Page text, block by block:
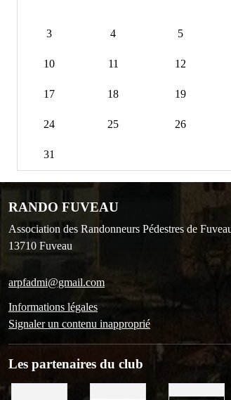
3 4 5
10 11 12
17 18 19
24 25 26
31
RANDO FUVEAU
Association des Randonneurs Pédestres de
13710 Fuveau
arpfadmi@gmail.com
Informations légales
Signaler un contenu inapproprié
Les partenaires du club